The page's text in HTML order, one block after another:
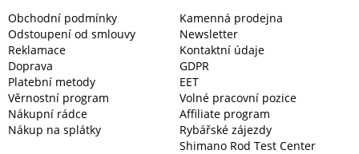
Obchodní podmínky
Odstoupení od smlouvy
Reklamace
Doprava
Platební metody
Věrnostní program
Nákupní rádce
Nákup na splátky
Kamenná prodejna
Newsletter
Kontaktní údaje
GDPR
EET
Volné pracovní pozice
Affiliate program
Rybářské zájezdy
Shimano Rod Test Center